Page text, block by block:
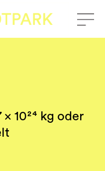
10²⁴ kg oder